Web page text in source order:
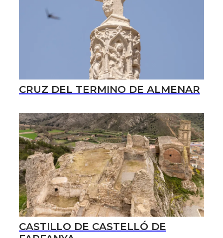
CRUZ DEL TERMINO DE ALMENAR
CASTILLO DE CASTELLÓ DE